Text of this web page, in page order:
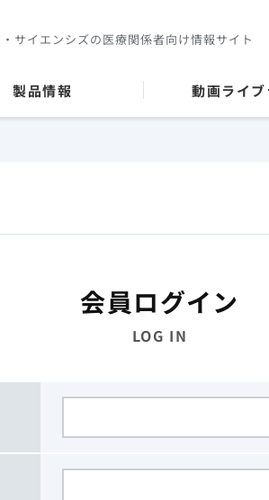
サイエンシズの医療関係者向け情報サイト
製品情報 動画ライブ
会員ログイン
LOG IN